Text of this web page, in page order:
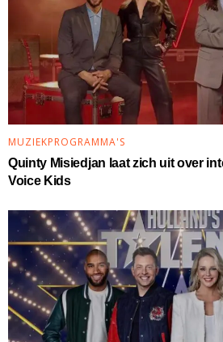
MUZIEKPROGRAMMA'S
Quinty Misiedjan laat zich uit over
Voice Kids